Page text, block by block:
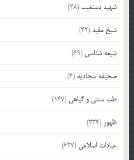
شهید دستغیب(38)
شیخ مفید(42)
شیعه شناسی (69)
صحیفه سجادیه (4)
طب سنتی و گیاهی (147)
ظهور (334)
عبادات اسلامی (627)